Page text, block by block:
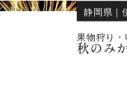
静岡県 ｜
果物狩り
秋のみ